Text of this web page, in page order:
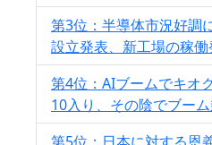
第3位：半導体市況好調
設立発表、新工場の稼働
第4位：AIブームでキオ
10入り、その陰でブー